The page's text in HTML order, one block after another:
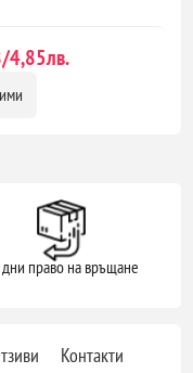
4,85лв.
право на връщане
Контакти